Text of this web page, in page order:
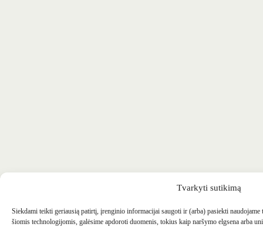
Tvarkyti sutikimą
Siekdami teikti geriausią patirtį, įrenginio informacijai saugoti ir (arba) pasiekti
šiomis technologijomis, galėsime apdoroti duomenis, tokius kaip naršymo elgsena arba